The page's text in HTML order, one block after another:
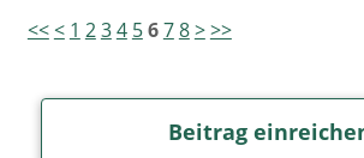
<<< 1 234 5678>>>
Beitrag